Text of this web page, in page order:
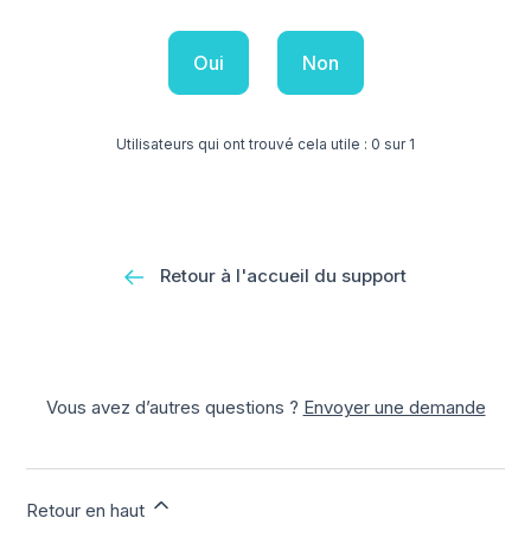
Oui Non
Utilisateurs qui ont trouvé cela utile : 0 sur 1
Retour à l'accueil du support
Vous avez d’autres questions ? Envoyer une demande
Retour en haut